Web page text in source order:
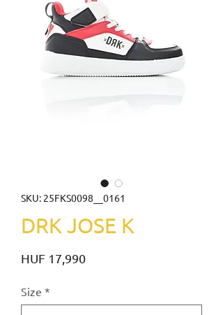
SKU: 25FKS0098__0161
DRK JOSE K
HUF 17,990Price
Size *